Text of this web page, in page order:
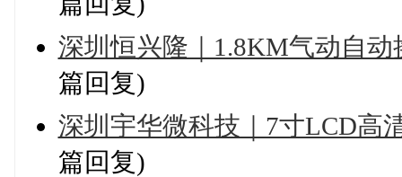
深圳恒兴隆｜1.8KM气动自
篇回复)
深圳宇华微科技｜7寸LCD高
篇回复)